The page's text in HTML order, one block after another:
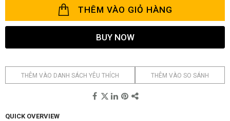
THÊM VÀO GIỎ HÀNG
BUY NOW
THÊM VÀO DANH SÁCH YÊU THÍCH THÊM VÀO SO SÁNH
QUICK OVERVIEW